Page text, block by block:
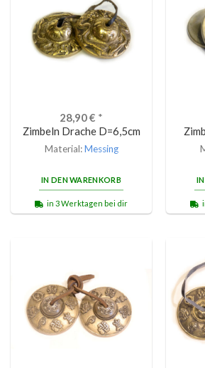
28,90€ *
Zimbeln Drache D=6,5cm
Material:Messing
IN DEN WARENKORB
in 3 Werktagen bei dir